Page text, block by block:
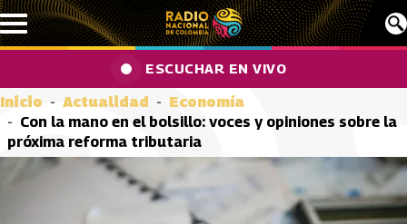
Pasar al contenido principal
ESCUCHAR EN VIVO
Inicio Actualidad
Economía
Con la mano en el bolsillo: voces y opiniones sobre la
próxima reforma tributaria